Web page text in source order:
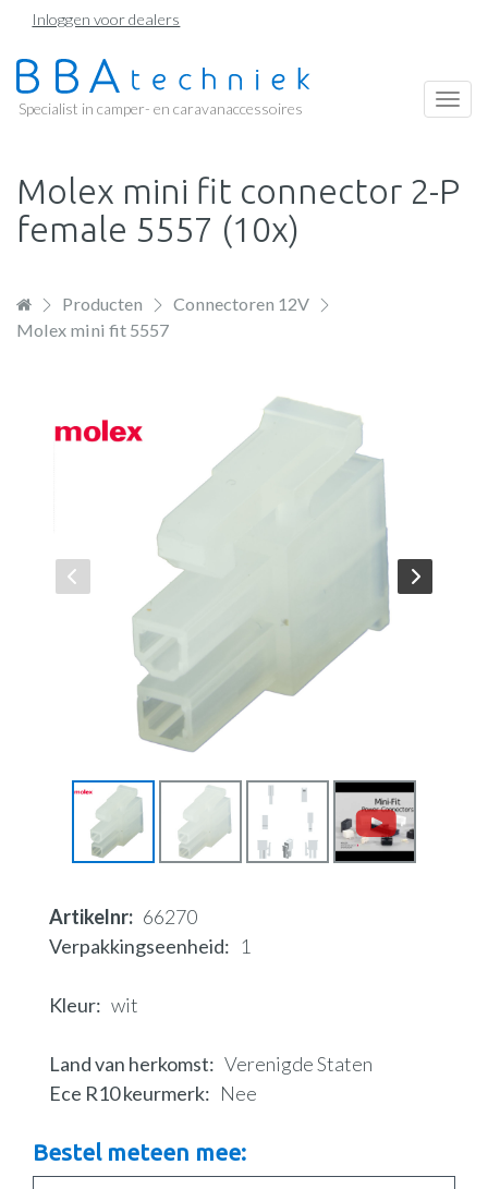
Overslaan
naar
de
Inloggen voor dealers
Specialist in camper- en caravanaccessoires
Molex mini fit connector 2-P
female 5557 (10x)
Producten
Connectoren 12V
Molex mini fit 5557
Artikelnr
66270
Verpakkingseenheid
1
Kleur wit
Land van herkomst
Verenigde Staten
Ece R10 keurmerk
Nee
Bestel meteen mee: